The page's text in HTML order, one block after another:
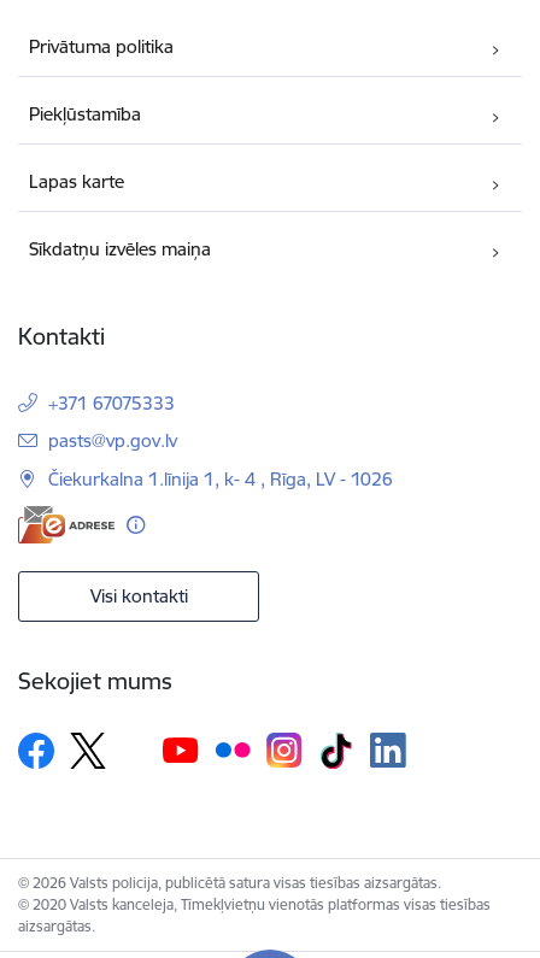
Privātuma politika
Piekļūstamība
Lapas karte
Sīkdatņu izvēles maiņa
Kontakti
+371 67075333
E-pasts:
pasts@vp.gov.lv
Čiekurkalna 1.līnija 1, k- 4 , Rīga, LV - 1026
Visi kontakti
Sekojiet mums
© 2026 Valsts policija, publicētā satura visas tiesības aizsargātas.
© 2020 Valsts kanceleja, Tīmekļvietņu vienotās platformas visas tiesības
aizsargātas.